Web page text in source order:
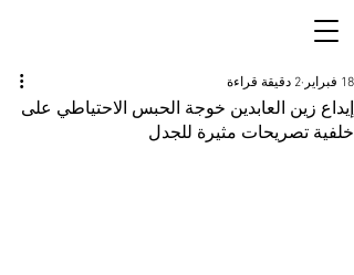
إيداع زين العابدين خوجة الحبس الاحتياطي على
خلفية تصريحات مثيرة للجدل
18 فبراير 2 دقيقة قراءة